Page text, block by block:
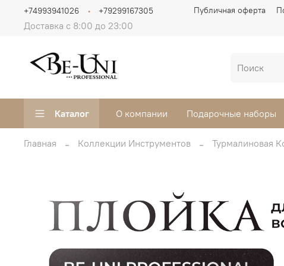
Публичная оферта
Доставка с 8:00 до 23:00
+74993941026 +79299167305
Каталог О компании Подарочные наборы
Главная Коллекции Инструментов Турмалиновая